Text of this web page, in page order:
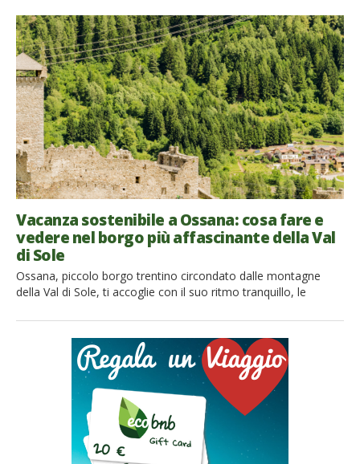
trasforma in un mare giallo, con le spighe di grano mosse dal
maestrale che contrastano con il verde argentato degli ulivi e
con il nero delle rocce […]
Vacanza sostenibile a Ossana: cosa fare e
vedere nel borgo più affascinante della Val
di Sole
Ossana, piccolo borgo trentino circondato dalle montagne
della Val di Sole, ti accoglie con il suo ritmo tranquillo, le
abbracciare ogni angolo del paese. Questa gemma,
incastonata tra il Parco Nazionale dello Stelvio e il Parco
Naturale Adamello Brenta, è la destinazione ideale […]